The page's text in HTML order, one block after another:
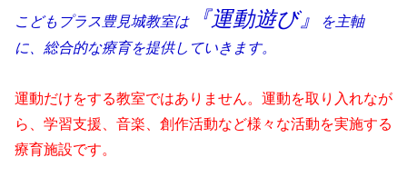
こどもプラス豊見城教室は『運動遊び』
を主軸
に、総合的な療育を提供していきます。
運動だけをする教室ではありません。運動を取り入れなが
ら、学習支援、音楽、創作活動など様々な活動を実施する
療育施設です。